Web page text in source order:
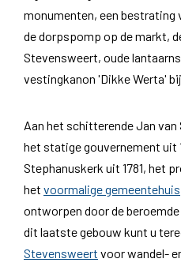
monumenten, een bestrating
de dorpspomp op de markt,
Stevensweert, oude
vestingkanon 'Dikke Werta'
Aan het schitterende Jan
het statige gouvernement uit
Stephanuskerk uit 1781, het
het voormalige gemeentehuis
ontworpen door de
dit laatste gebouw kunt u
Stevensweert voor wandel-